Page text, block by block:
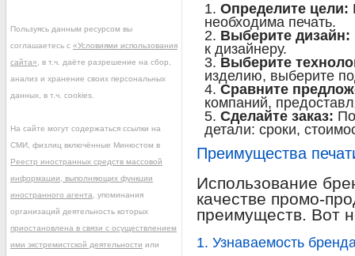
Определите цели:
необходима печать.
Выберите дизайн:
к дизайнеру.
Выберите
изделию, выберите
Сравните
компаний,
Сделайте заказ:
детали: сроки,
Преимущества
Использование
качестве промо-
преимуществ. Вот
1. Узнаваемость
Пользуясь данным ресурсом вы
соглашаетесь с «Условиями использования
сайта» , в т.ч. даёте разрешение на сбор,
анализ и хранение своих персональных
данных, в т.ч. cookies.
На сайте могут содержаться ссылки на
СМИ, физлиц включённые Минюстом в
Реестр иностранных средств массовой
информации, выполняющих функции
иностранного агента , упоминания
организаций деятельность которых
приостановлена в связи с осуществлением
ими экстремистской деятельности или